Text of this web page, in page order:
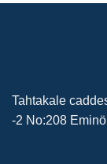
Tahtakale
-2 No:208